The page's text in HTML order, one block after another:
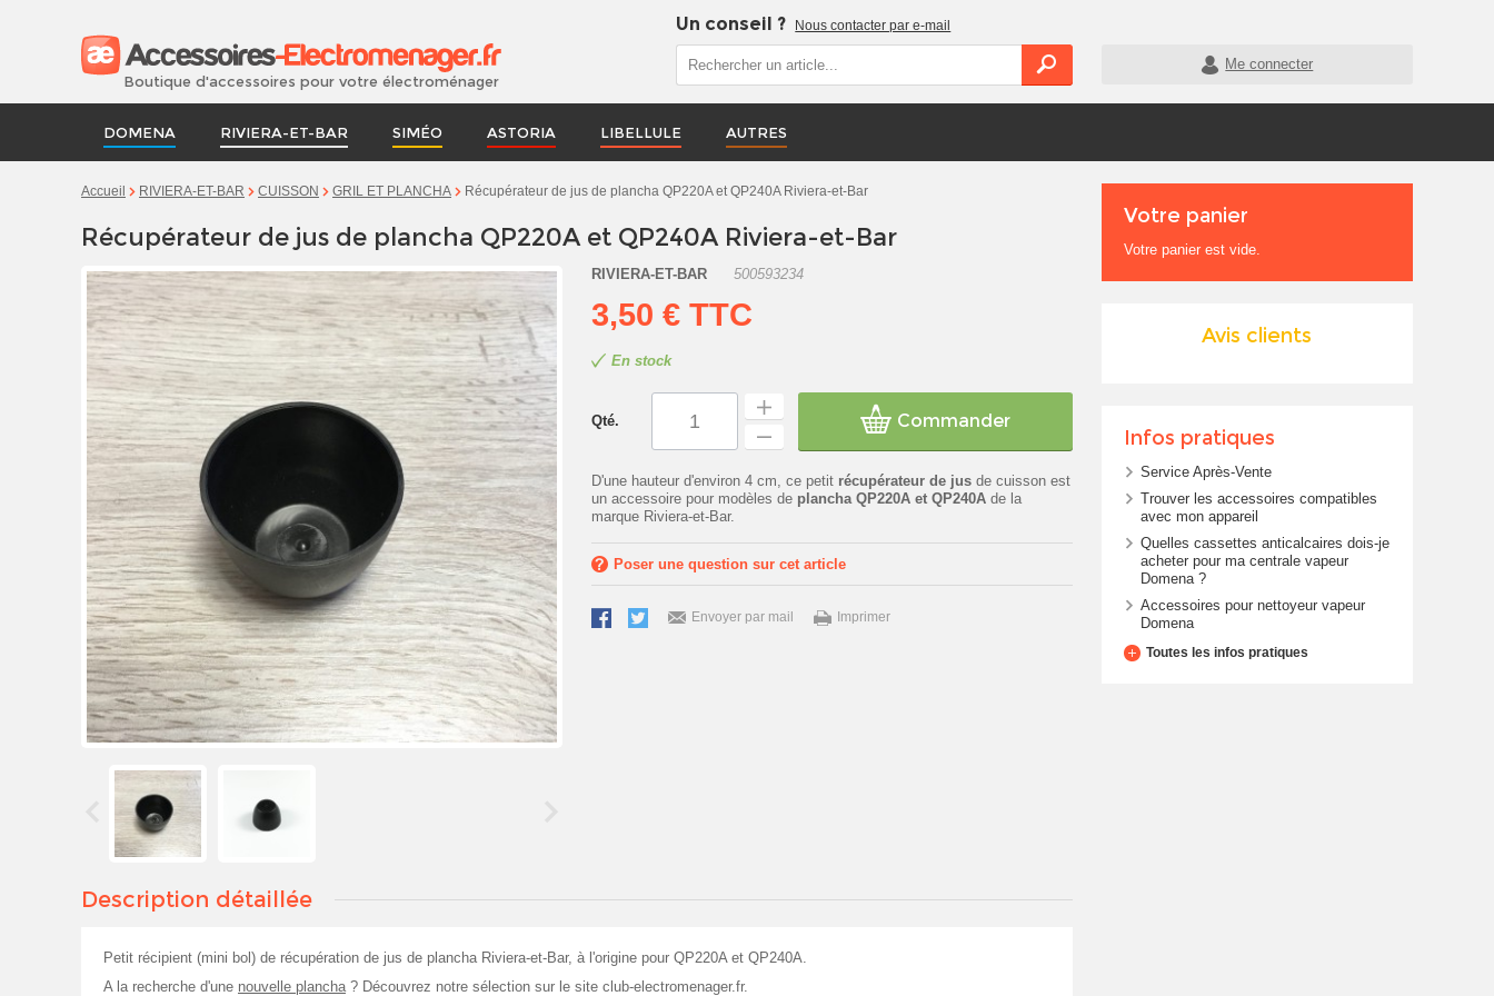
Boutique d'accessoires pour votre électroménager
Un conseil ? Nous contacter par e-mail
Me connecter
DOMENA RIVIERA-ET-BAR SIMÉO ASTORIA LIBELLULE AUTRES
Accueil RIVIERA-ET-BAR CUISSON GRIL ET PLANCHA Récupérateur de jus de plancha QP220A et QP240A Riviera-et-Bar
Récupérateur de jus de plancha QP220A et QP240A Riviera-et-Bar
RIVIERA-ET-BAR 500593234
3,50 € TTC
En stock
Qté. Commander
D'une hauteur d'environ 4 cm, ce petit récupérateur de jusde cuisson est
un accessoire pour modèles de plancha QP220A et QP240Ade la
marque Riviera-et-Bar.
Poser une question sur cet article
Envoyer par mail Imprimer
Description détaillée
Petit récipient (mini bol) de récupération de jus de plancha Riviera-et-Bar, à l'origine pour QP220A et QP240A.
A la recherche d'une nouvelle plancha? Découvrez notre sélection sur le site club-electromenager.fr.
Votre panier
Votre panier est vide.
Avis clients
Infos pratiques
Service Après-Vente
Trouver les accessoires compatibles
avec mon appareil
Quelles cassettes anticalcaires dois-je
acheter pour ma centrale vapeur
Domena ?
Accessoires pour nettoyeur vapeur
Domena
Toutes les infos pratiques